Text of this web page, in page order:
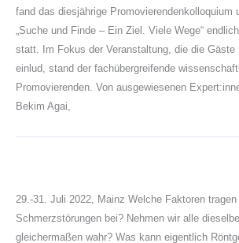
fand das diesjährige Promovierendenkolloquium
„Suche und Finde – Ein Ziel. Viele Wege“
statt. Im Fokus der Veranstaltung, die die Gäste
einlud, stand der fachübergreifende
Promovierenden. Von ausgewiesenen
Bekim Agai,
29.-31. Juli 2022, Mainz Welche Faktoren
Schmerzstörungen bei? Nehmen wir alle
gleichermaßen wahr? Was kann eigentlich